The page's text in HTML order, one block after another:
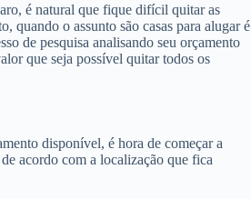
é natural que fique difícil quitar as
quando o assunto são casas para alugar é
de pesquisa analisando seu orçamento
que seja possível quitar todos os
disponível, é hora de começar a
acordo com a localização que fica